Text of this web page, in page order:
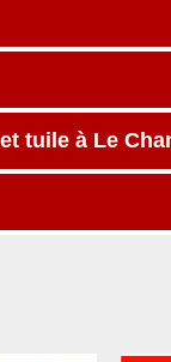
tuile à Le